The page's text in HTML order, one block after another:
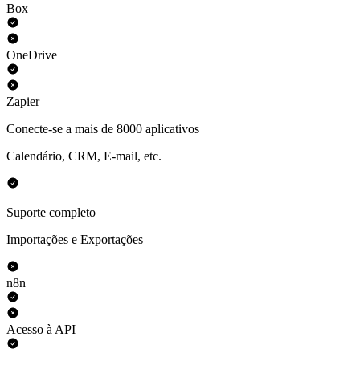
Box
OneDrive
Zapier
Conecte-se a mais de 8000 aplicativos
Calendário, CRM, E-mail, etc.
Suporte completo
Importações e Exportações
n8n
Acesso à API